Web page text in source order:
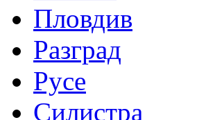
Пловдив
Разград
Русе
Силистра